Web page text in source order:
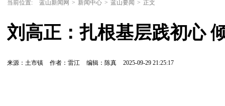
当前位置: 蓝山新闻网 > 新闻中心 > 蓝山要闻 > 正文
刘高正：扎根基层践初心
来源：土市镇 作者：雷江 编辑：陈真 2025-09-29 21:25:17